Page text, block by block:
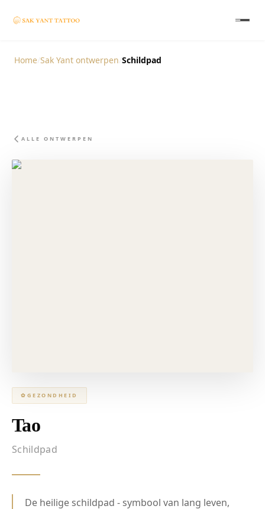
Home Sak Yant ontwerpen Schildpad
ALLE ONTWERPEN
✿ GEZONDHEID
Tao
Schildpad
De heilige schildpad - symbool van lang leven,